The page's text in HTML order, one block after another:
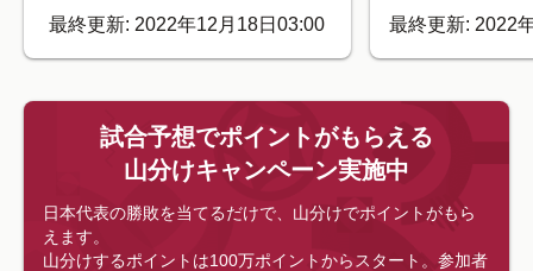
最終更新: 2022年12月18日03:00 最終更新: 2022
試合予想でポイントがもらえる
山分けキャンペーン実施中
日本代表の勝敗を当てるだけで、山分けでポイントがもら
えます。
山分けするポイントは100万ポイントからスタート。参加者